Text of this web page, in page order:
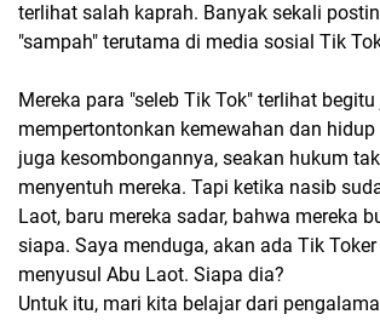
terlihat salah kaprah. Banyak sekali
"sampah" terutama di media sosial Tik
Mereka para "seleb Tik Tok" terlihat
mempertontonkan kemewahan dan
juga kesombongannya, seakan hukum
menyentuh mereka. Tapi ketika nasib
Laot, baru mereka sadar, bahwa mereka
siapa. Saya menduga, akan ada Tik
menyusul Abu Laot. Siapa dia?
Untuk itu, mari kita belajar dari